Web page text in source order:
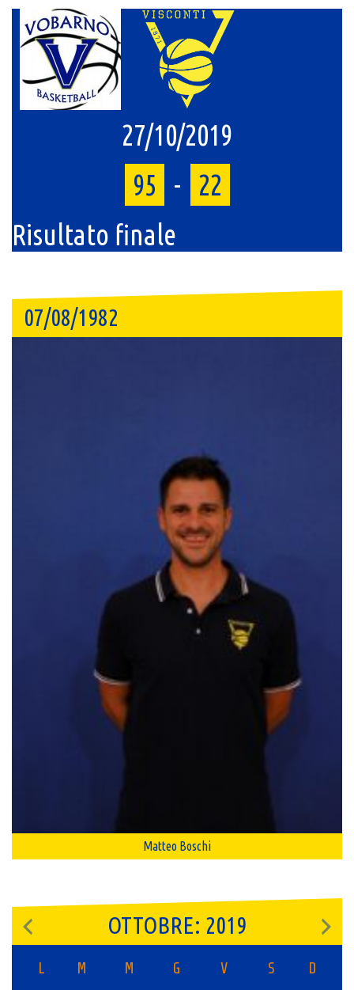
27/10/2019
95
- 22
Risultato finale
07/08/1982
Matteo Boschi
OTTOBRE: 2019
L M M G V S D